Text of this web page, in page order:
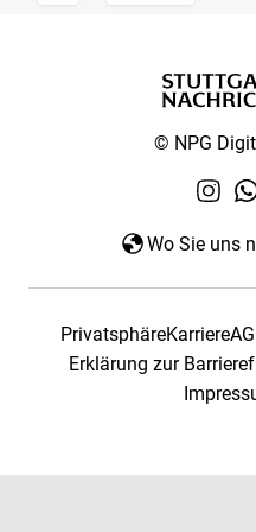
© NPG
Wo Sie uns
PrivatsphäreKarriere
Erklärung zur